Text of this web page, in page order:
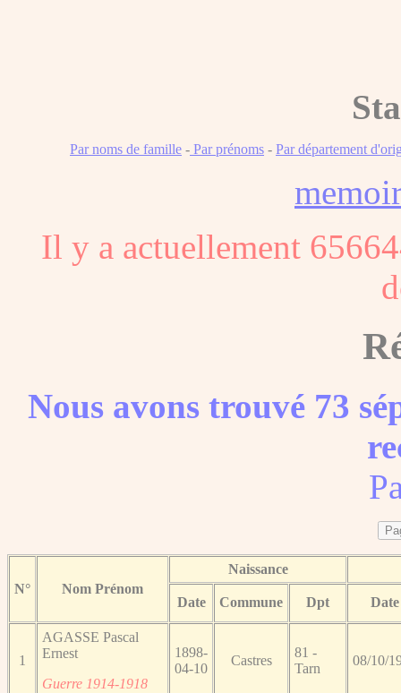
Par noms de famille - Par prénoms - Par département
Il y a actuellement
Nous avons trouvé 73
N° Nom Prénom
Naissance
Date Commune Dpt Date
1
AGASSE Pascal
Ernest
Guerre 1914-1918
1898-
04-10
Castres
81 -
Tarn
08/10/